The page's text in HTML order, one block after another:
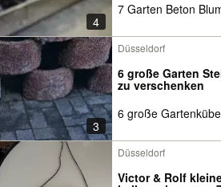
4
7 Garten Beton
3
Düsseldorf
6 große Garten
zu verschenken
6 große
Düsseldorf
Victor & Rolf